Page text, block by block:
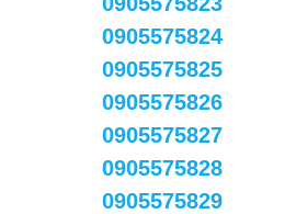
0905575824
0905575825
0905575826
0905575827
0905575828
0905575829